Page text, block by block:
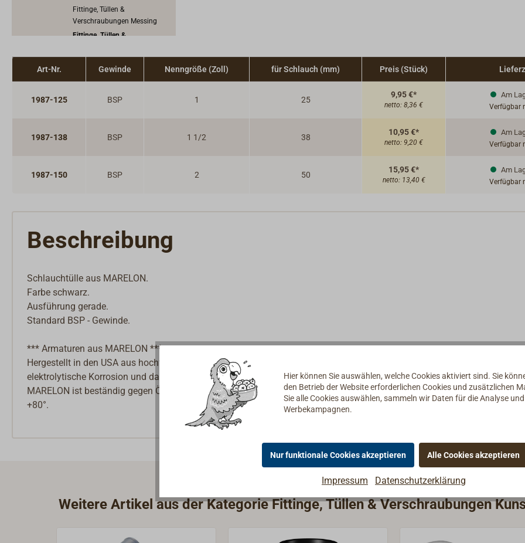
Fittinge, Tüllen &
Verschraubungen Messing
Fittinge, Tüllen &
Dichtungsmaterial
Art-Nr. Gewinde Nenngröße (Zoll) für Schlauch (mm) Preis (Stück)
1987-125 BSP 1 25
9,95 €*
netto: 8,36 €
Am
Verfügbar
1987-138 BSP 1 1/2 38
10,95 €*
netto: 9,20 €
Am
Verfügbar
1987-150 BSP 2 50
15,95 €*
netto: 13,40 €
Am
Verfügbar
Beschreibung
Schlauchtülle aus MARELON.
Farbe schwarz.
Ausführung gerade.
Standard BSP - Gewinde.
*** Armaturen aus MARELON ***:
Hergestellt in den USA aus hochfestem, glasfaserverstärktem Spezialkunststoff. MARELON ist absolut beständig gegen
elektrolytische Korrosion und damit besonders gut geeignet für Aluminium- und Stahlrümpfe.
MARELON ist beständig gegen Öl, Diesel, Fäkalien und Seewasser. Geprüft durch U.L. und A.B.Y.C. Temperaturbereich -
+80°.
Weitere Artikel aus der Kategorie Fittinge, Tüllen & Verschraubungen
Hier können Sie auswählen, welche Cookies aktiviert sind. Sie
den Betrieb der Website erforderlichen Cookies und zusätzlichen
Sie alle Cookies auswählen, sammeln wir Daten für die Analyse
Werbekampagnen.
Nur funktionale Cookies akzeptieren Alle Cookies akzeptieren
Impressum Datenschutzerklärung